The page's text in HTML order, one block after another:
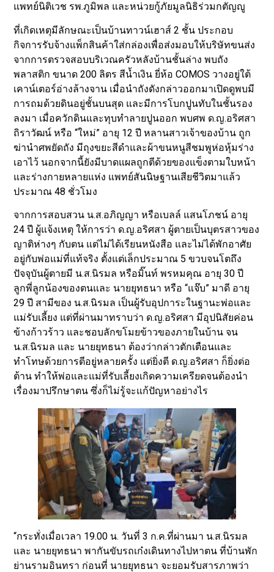
แพทย์นิติเวช รพ.ภูมิพล และหน่วยกู้ภัยมูลนิธิร่วมกตัญญู
ที่เกิดเหตุมีลักษณะเป็นบ้านทาวน์เฮาส์ 2 ชั้น ประกอบ
กิจการรับจ้างแพ็กสินค้าใส่กล่องเพื่อส่งมอบให้บริษัทขนส่ง
จากการตรวจสอบบริเวณครัวหลังบ้านชั้นล่าง พบถัง
พลาสติก ขนาด 200 ลิตร สีน้ำเงิน ยี่ห้อ COMOS วางอยู่ใต้
เคาน์เตอร์อ่างล้างจาน เมื่อนำถังดังกล่าวออกมาเปิดดูพบมี
การถมด้วยดินอยู่ชั้นบนสุด และมีการโบกปูนทับในชั้นรอง
ลงมา เมื่อควักดินและทุบทำลายปูนออก พบศพ ด.ญ.อริศสา
ถิราวัฒน์ หรือ “ใหม่” อายุ 12 ปี หลานสาวเจ้าของบ้าน ถูก
ฆ่านำศพยัดถัง มีถุงขยะสีดำและผ้าขนหนูสีชมพูห่อหุ้มร่าง
เอาไว้ นอกจากนี้ยังมีบาดแผลถูกตีด้วยของแข็งตามใบหน้า
และร่างกายหลายแห่ง แพทย์สันนิษฐานเสียชีวิตมาแล้ว
ประมาณ 48 ชั่วโมง
จากการสอบสวน น.ส.อภิญญา หรือเบลล์ แสนโภชน์ อายุ
24 ปี ผู้แจ้งเหตุ ให้การว่า ด.ญ.อริศสา ผู้ตายเป็นบุตรสาวของ
ญาติห่างๆ กับตน แต่ไม่ได้เรียนหนังสือ และไม่ได้พักอาศัย
อยู่กับพ่อแม่ที่แท้จริง ตั้งแต่เล็กประมาณ 5 ขวบจนโตถึง
ปัจจุบันผู้ตายมี น.ส.นิรมล หรือมิ๊นท์ พรหมคุณ อายุ 30 ปี
ลูกพี่ลูกน้องของตนและ นายยุทธนา หรือ “แจ๊บ” มาดี อายุ
29 ปี สามีของ น.ส.นิรมล เป็นผู้รับอุปการะในฐานะพ่อและ
แม่รับเลี้ยง แต่ที่ผ่านมาทราบว่า ด.ญ.อริศสา มีอุปนิสัยค่อน
ข้างก้าวร้าว และชอบลักขโมยข้าวของภายในบ้าน จน
น.ส.นิรมล และ นายยุทธนา ต้องว่ากล่าวตักเตือนและ
ทำโทษด้วยการตีอยู่หลายครั้ง แต่ยิ่งตี ด.ญ.อริศสา ก็ยิ่งต่อ
ต้าน ทำให้พ่อและแม่ที่รับเลี้ยงเกิดความเครียดจนต้องนำ
เรื่องมาปรึกษาตน ซึ่งก็ไม่รู้จะแก้ปัญหาอย่างไร
“กระทั่งเมื่อเวลา 19.00 น. วันที่ 3 ก.ค.ที่ผ่านมา น.ส.นิรมล
และ นายยุทธนา พากันขับรถเก๋งเดินทางไปหาตน ที่บ้านพัก
ย่านรามอินทรา ก่อนที่ นายยุทธนา จะยอมรับสารภาพว่า